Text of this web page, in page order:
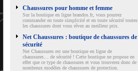
Chaussures pour homme et femme
Sur la boutique en ligne brandos.fr, vous pourrez
commander en toute simplicité et en toute sécurité toutes
les chaussures dont vous rêvez au meilleur prix.
Net Chaussures : boutique de chaussures de
sécurité
Net Chaussures est une boutique en ligne de
chaussures… de sécurité ! Cette boutique ne propose en
effet que ce type de chaussures et vous trouverez donc de
nombreux modèles de chaussures de protection.